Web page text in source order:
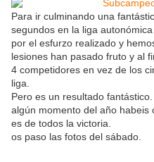
Para ir culminando una
segundos en la liga
por el esfurzo realizado y
lesiones han pasado fruto y al
4 competidores en vez de los
liga.
Pero es un resultado
algún momento del año
es de todos la victoria.
os paso las fotos del sábado.